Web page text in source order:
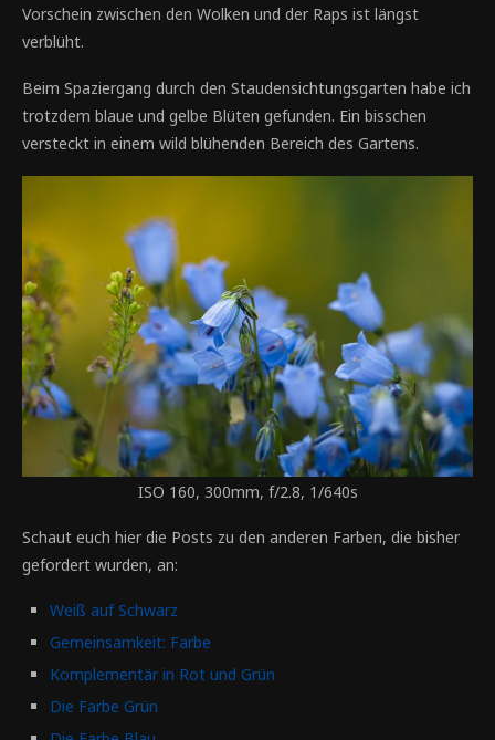
Vorschein zwischen den Wolken und der Raps ist längst
verblüht.
Beim Spaziergang durch den Staudensichtungsgarten habe ich
trotzdem blaue und gelbe Blüten gefunden. Ein bisschen
versteckt in einem wild blühenden Bereich des Gartens.
ISO 160, 300mm, f/2.8, 1/640s
Schaut euch hier die Posts zu den anderen Farben, die bisher
gefordert wurden, an:
Weiß auf Schwarz
Gemeinsamkeit: Farbe
Komplementär in Rot und Grün
Die Farbe Grün